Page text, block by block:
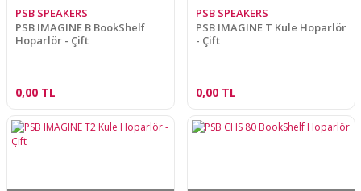
PSB SPEAKERS
PSB IMAGINE B BookShelf
Hoparlör - Çift
0,00 TL
PSB SPEAKERS
PSB IMAGINE T Kule Hoparlör
- Çift
0,00 TL